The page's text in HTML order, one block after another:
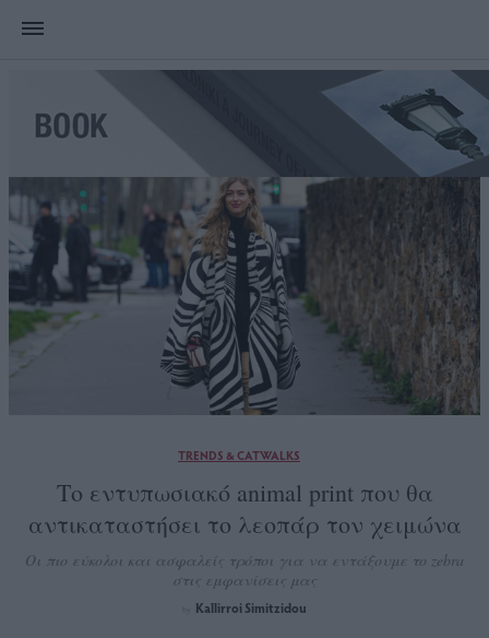
TRENDS & CATWALKS
Το εντυπωσιακό animal print που θα
αντικαταστήσει το λεοπάρ τον χειμώνα
Οι πιο εύκολοι και ασφαλείς τρόποι για να εντάξουμε το zebra
στις εμφανίσεις μας
Kallirroi Simitzidou